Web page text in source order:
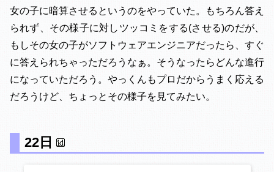
女の子に暗算させるというのをやっていた。もちろん答え
られず、その様子に対しツッコミをする(させる)のだが、
もしその女の子がソフトウェアエンジニアだったら、すぐ
に答えられちゃっただろうなぁ。そうなったらどんな進行
になっていただろう。やっくんもプロだからうまく応える
だろうけど、ちょっとその様子を見てみたい。
22日